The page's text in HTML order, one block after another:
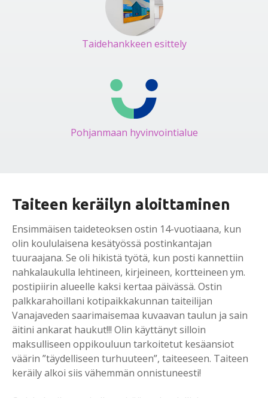
Taidehankkeen esittely
Pohjanmaan hyvinvointialue
Taiteen keräilyn aloittaminen
Ensimmäisen taideteoksen ostin 14-vuotiaana, kun
olin koululaisena kesätyössä postinkantajan
tuuraajana. Se oli hikistä työtä, kun posti kannettiin
nahkalaukulla lehtineen, kirjeineen, kortteineen ym.
postipiirin alueelle kaksi kertaa päivässä. Ostin
palkkarahoillani kotipaikkakunnan taiteilijan
Vanajaveden saarimaisemaa kuvaavan taulun ja sain
äitini ankarat haukut!!! Olin käyttänyt silloin
maksulliseen oppikouluun tarkoitetut kesäansiot
väärin ”täydelliseen turhuuteen”, taiteeseen. Taiteen
keräily alkoi siis vähemmän onnistuneesti!